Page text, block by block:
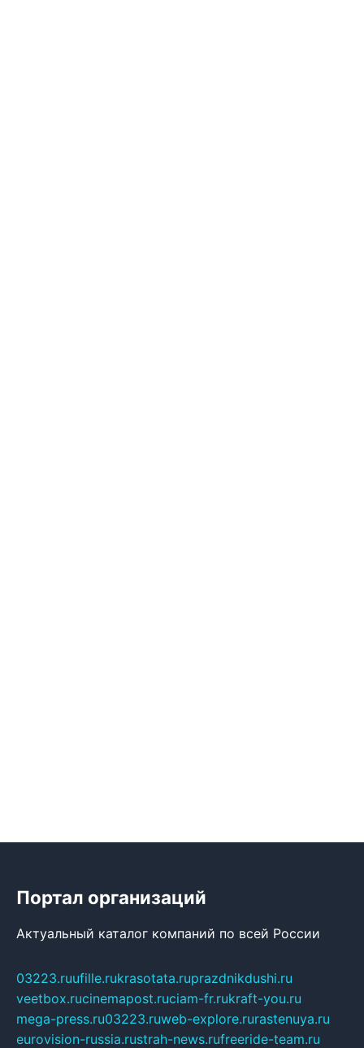
Портал организаций
Актуальный каталог компаний по всей России
03223.ruufille.rukrasotata.ruprazdnikdushi.ru
veetbox.rucinemapost.ruciam-fr.rukraft-you.ru
mega-press.ru03223.ruweb-explore.rurastenuya.ru
eurovision-russia.rustrah-news.rufreeride-team.ru